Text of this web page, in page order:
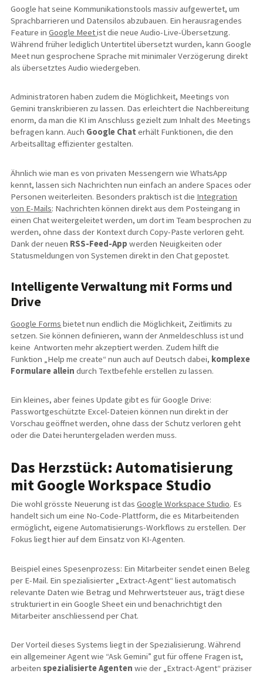
Google hat seine Kommunikationstools massiv aufgewertet, um
Sprachbarrieren und Datensilos abzubauen. Ein herausragendes
Feature inGoogle Meetist die neue Audio-Live-Übersetzung.
Während früher lediglich Untertitel übersetzt wurden, kann Google
Meet nun gesprochene Sprache mit minimaler Verzögerung direkt
als übersetztes Audio wiedergeben.
Administratoren haben zudem die Möglichkeit, Meetings von
Gemini transkribieren zu lassen. Das erleichtert die Nachbereitung
enorm, da man die KI im Anschluss gezielt zum Inhalt des Meetings
befragen kann. Auch Google Chaterhält Funktionen, die den
Arbeitsalltag effizienter gestalten.
Ähnlich wie man es von privaten Messengern wie WhatsApp
kennt, lassen sich Nachrichten nun einfach an andere Spaces oder
Personen weiterleiten. Besonders praktisch ist die Integration
von E-Mails: Nachrichten können direkt aus dem Posteingang in
einen Chat weitergeleitet werden, um dort im Team besprochen zu
werden, ohne dass der Kontext durch Copy-Paste verloren geht.
Dank der neuen RSS-Feed-App werden Neuigkeiten oder
Statusmeldungen von Systemen direkt in den Chat gepostet.
Intelligente Verwaltung mit Forms und
Drive
Google Forms bietet nun endlich die Möglichkeit, Zeitlimits zu
setzen. Sie können definieren, wann der Anmeldeschluss ist und
keine Antworten mehr akzeptiert werden. Zudem hilft die
Funktion „Help me create“ nun auch auf Deutsch dabei, komplexe
Formulare allein durch Textbefehle erstellen zu lassen.
Ein kleines, aber feines Update gibt es für Google Drive:
Passwortgeschützte Excel-Dateien können nun direkt in der
Vorschau geöffnet werden, ohne dass der Schutz verloren geht
oder die Datei heruntergeladen werden muss.
Das Herzstück: Automatisierung
mit Google Workspace Studio
Die wohl grösste Neuerung ist dasGoogle Workspace Studio. Es
handelt sich um eine No-Code-Plattform, die es Mitarbeitenden
ermöglicht, eigene Automatisierungs-Workflows zu erstellen. Der
Fokus liegt hier auf dem Einsatz von KI-Agenten.
Beispiel eines Spesenprozess: Ein Mitarbeiter sendet einen Beleg
per E-Mail. Ein spezialisierter „Extract-Agent“ liest automatisch
relevante Daten wie Betrag und Mehrwertsteuer aus, trägt diese
strukturiert in ein Google Sheet ein und benachrichtigt den
Mitarbeiter anschliessend per Chat.
Der Vorteil dieses Systems liegt in der Spezialisierung. Während
ein allgemeiner Agent wie “Ask Gemini” gut für offene Fragen ist,
arbeitenspezialisierte Agenten wie der „Extract-Agent“ präziser